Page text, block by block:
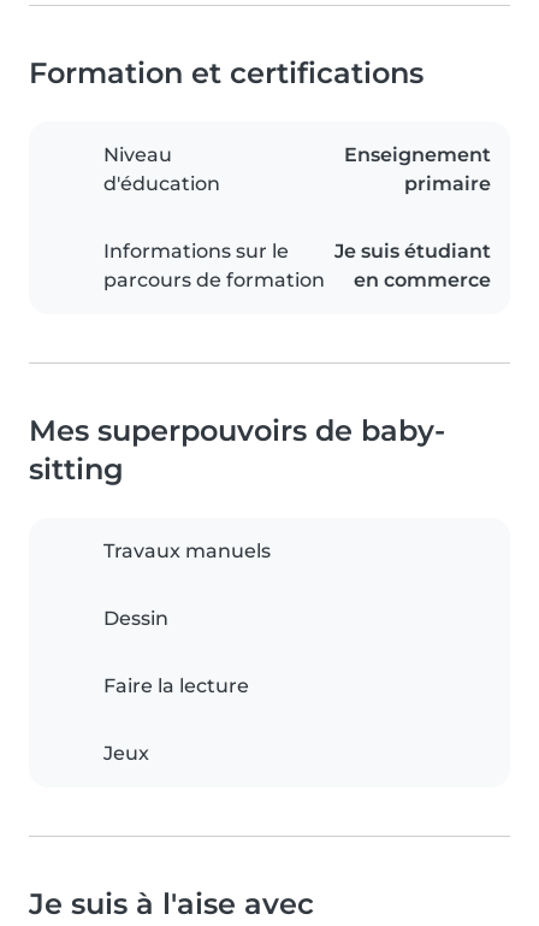
Formation et certifications
Niveau
d'éducation
Enseignement
primaire
Informations sur le
parcours de formation
Je suis étudiant
en commerce
Mes superpouvoirs de baby-
sitting
Travaux manuels
Dessin
Faire la lecture
Jeux
Je suis à l'aise avec